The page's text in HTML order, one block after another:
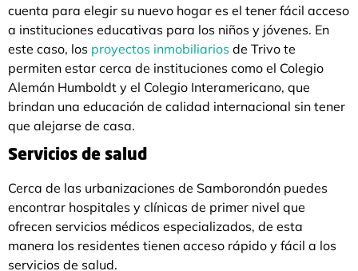
cuenta para elegir su nuevo hogar es el tener fácil acceso
a instituciones educativas para los niños y jóvenes. En
este caso, los proyectos inmobiliarios de Trivo te
permiten estar cerca de instituciones como el Colegio
Alemán Humboldt y el Colegio Interamericano, que
brindan una educación de calidad internacional sin tener
que alejarse de casa.
Servicios de salud
Cerca de las urbanizaciones de Samborondón puedes
encontrar hospitales y clínicas de primer nivel que
ofrecen servicios médicos especializados, de esta
manera los residentes tienen acceso rápido y fácil a los
servicios de salud.